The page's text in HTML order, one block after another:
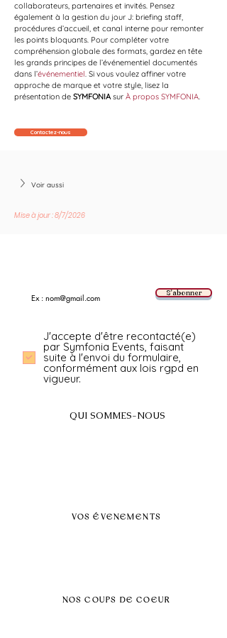
collaborateurs, partenaires et invités. Pensez
également à la gestion du jour J: briefing staff,
procédures d’accueil, et canal interne pour remonter
les points bloquants. Pour compléter votre
compréhension globale des formats, gardez en tête
les grands principes de l’événementiel documentés
dans l’événementiel. Si vous voulez affiner votre
approche de marque et votre style, lisez la
présentation de SYMFONIA sur À propos SYMFONIA.
Contactez-nous
Voir aussi
Mise à jour : 8/7/2026
S'abonner
J'accepte d'être recontacté(e)
par Symfonia Events, faisant
suite à l'envoi du formulaire,
conformément aux lois rgpd en
vigueur.
QUI SOMMES-NOUS
VOS ÉVENEMENTS
NOS COUPS DE COEUR